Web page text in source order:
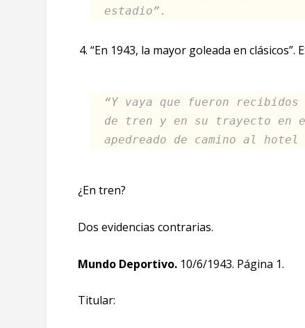
estadio”.
“En 1943, la mayor goleada en clásicos”.
“Y vaya que fueron
de tren y en su trayecto en
apedreado de camino al hotel
¿En tren?
Dos evidencias contrarias.
Mundo Deportivo.10/6/1943. Página 1.
Titular: